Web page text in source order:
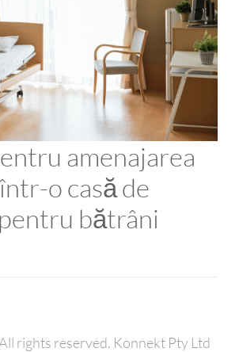
amenajarea
o casă de
bătrâni
rights reserved. Konnekt Pty Ltd